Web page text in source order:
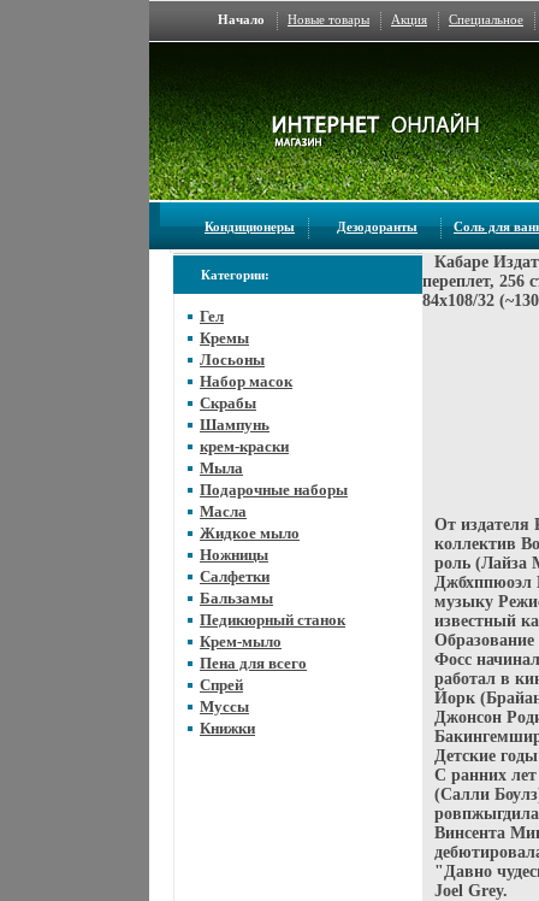
Начало Новые товары Акция Специальное
Кондиционеры Дезодоранты Соль для
Категории:
Гел
Кремы
Лосьоны
Набор масок
Скрабы
Шампунь
крем-краски
Мыла
Подарочные наборы
Масла
Жидкое мыло
Ножницы
Салфетки
Бальзамы
Педикюрный станок
Крем-мыло
Пена для всего
Спрей
Муссы
Книжки
Кабаре
переплет, 256
84x108/32
От издателя
коллектив
роль (Лайза
Джбхппюоэл
музыку
известный
Фосс
работал в
Йорк
Джонсон
Детские
С ранних
(Салли
Винсента
"Давно
Joel Grey.